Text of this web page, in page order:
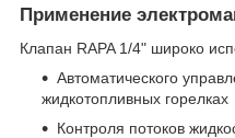
Применение
Клапан RAPA 1/4" широко
Автоматического
жидкотопливных горелках
Контроля потоков